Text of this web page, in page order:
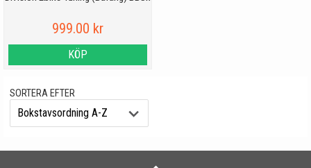
999.00 kr
KÖP
SORTERA EFTER